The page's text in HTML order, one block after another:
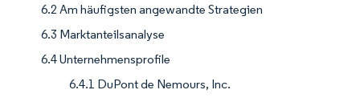
6.2 Am häufigsten angewandte Strategien
6.3 Marktanteilsanalyse
6.4 Unternehmensprofile
6.4.1 DuPont de Nemours, Inc.